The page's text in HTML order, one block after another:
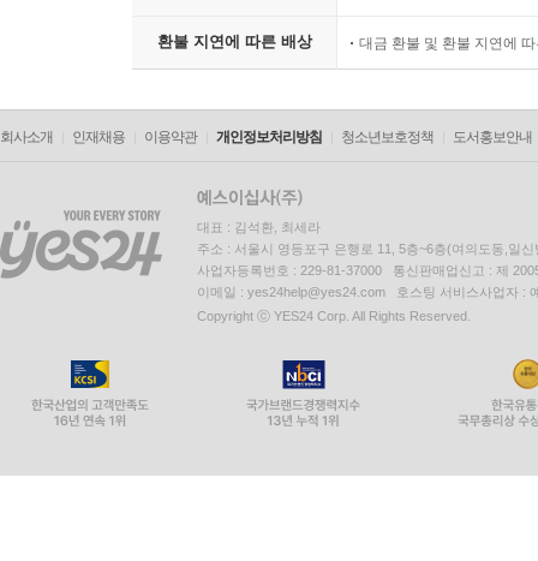
환불 지연에 따른 배상 대금 환불 및 환불 지연에
회사소개 인재채용 이용약관 개인정보처리방침 청소년보호정책 도서홍보안내
대표 : 김석환, 최세라
주소 : 서울시 영등포구 은행로 11, 5층~6층(여의도동,일신
사업자등록번호 : 229-81-37000 통신판매업신고 : 제
이메일 : yes24help@yes24.com 호스팅 서비스사업자 :
Copyright ⓒ YES24 Corp. All Rights Reserved.